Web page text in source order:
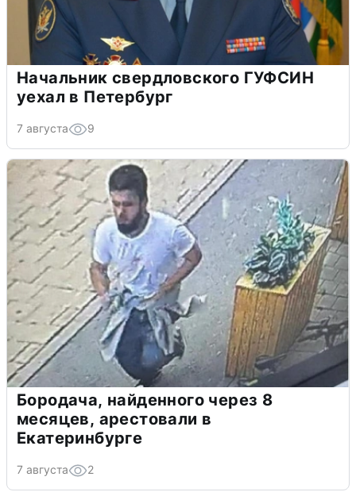
Начальник свердловского ГУФСИН
уехал в Петербург
7 августа 9
Бородача, найденного через 8
месяцев, арестовали в
Екатеринбурге
7 августа 2